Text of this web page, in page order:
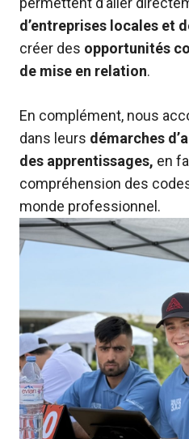
d’entreprises locales et
créer des opportunités
de mise en relation.
En complément, nous
dans leurs démarches
des apprentissages, en
compréhension des
monde professionnel.